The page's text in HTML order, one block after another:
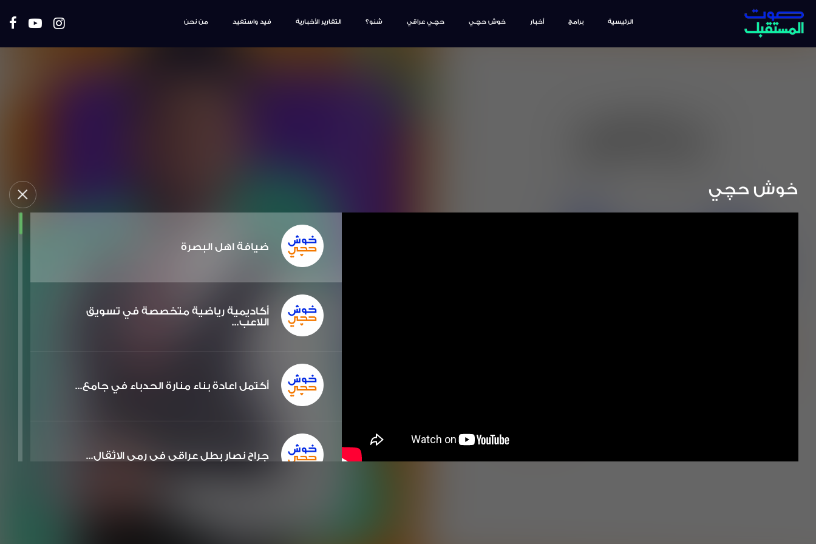
الرئيسية برامج أخبار خوش حچـي حچـي عراقي شنو؟ التقارير الأخبارية فيد واستفيد من نحن
خوش حچي
ضيافة اهل البصرة
أكاديمية رياضية متخصصة في تسويق
اللاعب...
أكتمل اعادة بناء منارة الحدباء في جامع...
جراح نصار بطل عراقي في رمي الاثقال...